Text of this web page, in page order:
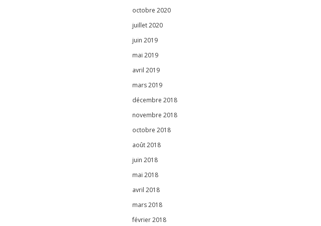
octobre 2020
juillet 2020
juin 2019
mai 2019
avril 2019
mars 2019
décembre 2018
novembre 2018
octobre 2018
août 2018
juin 2018
mai 2018
avril 2018
mars 2018
février 2018